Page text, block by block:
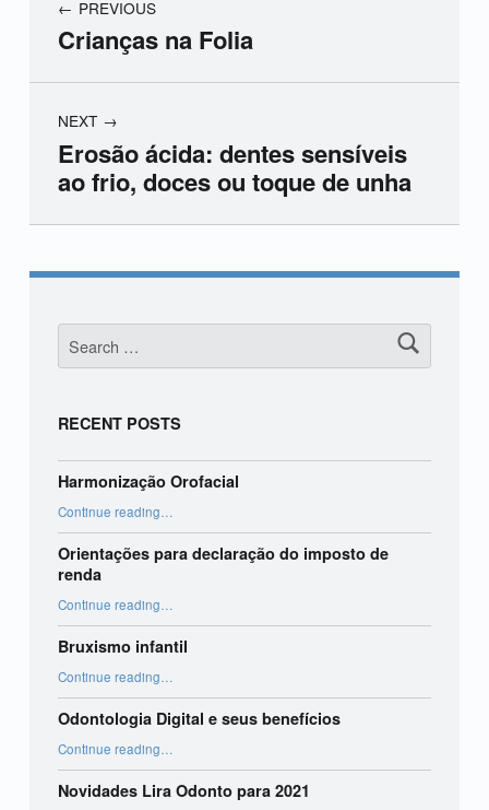
PREVIOUS
Crianças na Folia
NEXT
Erosão ácida: dentes sensíveis
ao frio, doces ou toque de unha
Skip back to main navigation
Search for:
RECENT POSTS
Harmonização Orofacial
Continue reading…
Orientações para declaração do imposto de
renda
Continue reading“Orientações para declaração do imposto de renda”
…
Bruxismo infantil
Continue reading …
Odontologia Digital e seus benefícios
Continue reading …
Novidades Lira Odonto para 2021